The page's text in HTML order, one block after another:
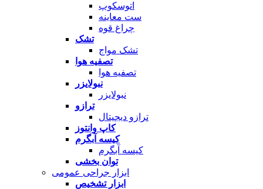
اتوسکوپ
ست معاینه
چراغ قوه
تشک
تشک مواج
تصفیه هوا
تصفیه هوا
نبولایزر
نبولایزر
ترازو
ترازو دیجیتال
کاپ وانتوز
کیسه آبگرم
کیسه آبگرم
توان بخشی
ابزار جراحی عمومی
ابزار تشخیص